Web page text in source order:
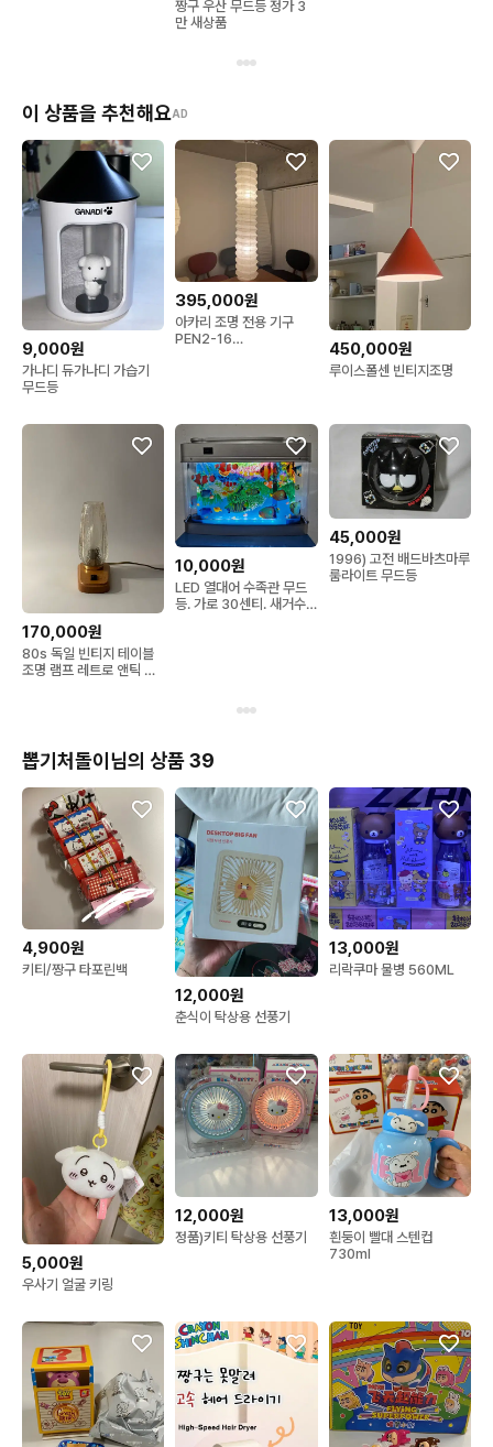
짱구 우산 무드등 정가 3
만 새상품
이 상품을 추천해요AD
9,000원
가나디 듀가나디 가습기
무드등
395,000원
아카리 조명 전용 기구
PEN2-16
450,000원
루이스폴센 빈티지조명
170,000원
80s 독일 빈티지 테이블
조명 램프 레트로 앤틱 가
10,000원
LED 열대어 수족관 무드
등. 가로 30센티. 새거수
45,000원
1996) 고전 배드바츠마루
룸라이트 무드등
뽑기처돌이님의 상품 39
4,900원
키티/짱구 타포린백
12,000원
춘식이 탁상용 선풍기
13,000원
리락쿠마 물병 560ML
5,000원
우사기 얼굴 키링
12,000원
정품)키티 탁상용 선풍기
13,000원
흰둥이 빨대 스텐컵
730ml